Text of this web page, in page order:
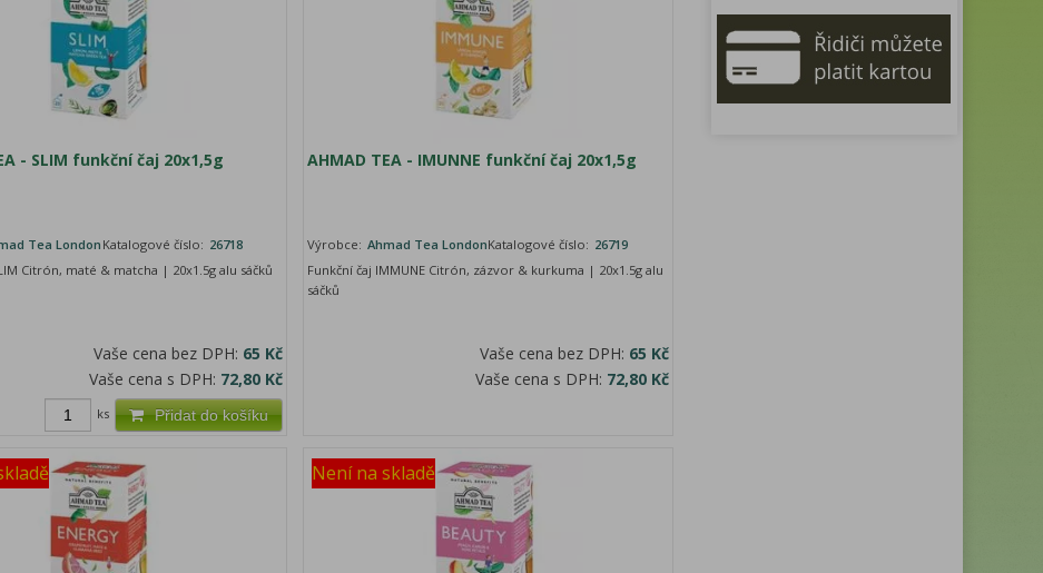
- SLIM funkční čaj 20x1,5g
Tea LondonKatalogové číslo: 26718
Citrón, maté & matcha | 20x1.5g alu sáčků
Vaše cena bez DPH: 65 Kč
Vaše cena s DPH: 72,80 Kč
Přidat do košíku
ks
AHMAD TEA - IMUNNE funkční čaj 20x1,5g
Výrobce: Ahmad Tea LondonKatalogové číslo: 26719
Funkční čaj IMMUNE Citrón, zázvor & kurkuma | 20x1.5g alu
sáčků
Vaše cena bez DPH: 65 Kč
Vaše cena s DPH: 72,80 Kč
Není na skladě